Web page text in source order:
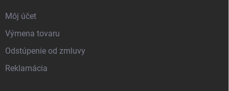
Môj účet
Výmena tovaru
Odstúpenie od zmluvy
Reklamácia